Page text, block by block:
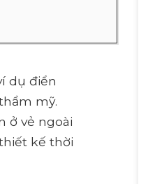
dụ điển
mỹ.
ở vẻ ngoài
kế thời